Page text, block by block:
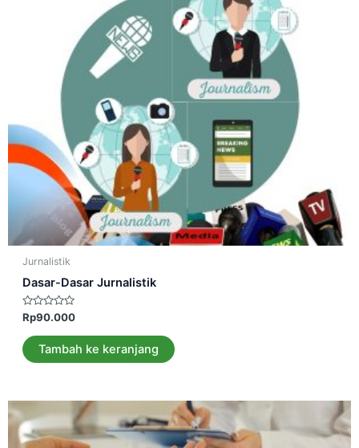
Jurnalistik
Dasar-Dasar Jurnalistik
Dinilai
dari
5
Rp90.000
Tambah ke keranjang